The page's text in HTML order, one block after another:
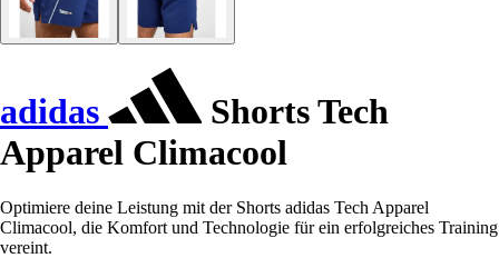
adidas
Shorts Tech
Apparel Climacool
Optimiere deine Leistung mit der Shorts adidas Tech Apparel
Climacool, die Komfort und Technologie für ein erfolgreiches Training
vereint.